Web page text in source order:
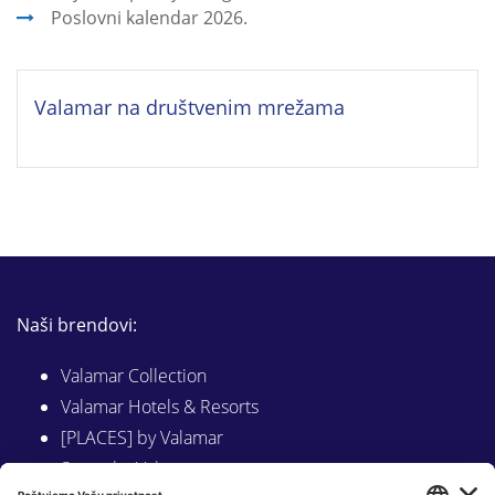
Poslovni kalendar 2026.
Valamar na društvenim mrežama
Naši brendovi:
Valamar Collection
Valamar Hotels & Resorts
[PLACES] by Valamar
Sunny by Valamar